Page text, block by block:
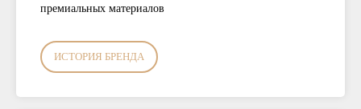
премиальных материалов
ИСТОРИЯ БРЕНДА